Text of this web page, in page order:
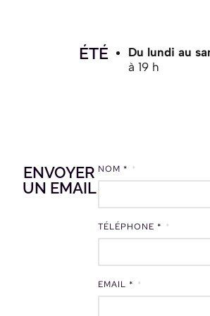
ÉTÉ Du lundi au
à 19 h
ENVOYER
UN EMAIL
NOM *
TÉLÉPHONE *
EMAIL *